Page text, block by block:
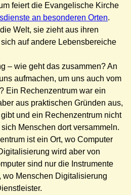
feiert die Evangelische Kirche
an besonderen Orten.
Welt, sie zieht aus ihren
auf andere Lebensbereiche
– wie geht das zusammen? An
aufmachen, um uns auch vom
Ein Rechenzentrum war ein
aus praktischen Gründen aus,
und ein Rechenzentrum nicht
Menschen dort versammeln.
ist ein Ort, wo Computer
wird aber von
sind nur die Instrumente
wo Menschen Digitalisierung